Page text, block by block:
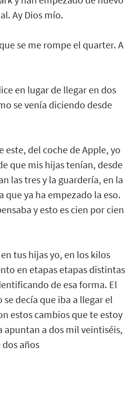
Ay Dios mío.
se me rompe el quarter. A
en lugar de llegar en dos
se venía diciendo desde
este, del coche de Apple, yo
que mis hijas tenían, desde
las tres y la guardería, en la
que ya ha empezado la eso.
y esto es cien por cien
tus hijas yo, en los kilos
en etapas etapas distintas
de esa forma. El
decía que iba a llegar el
estos cambios que te estoy
apuntan a dos mil veintiséis,
años